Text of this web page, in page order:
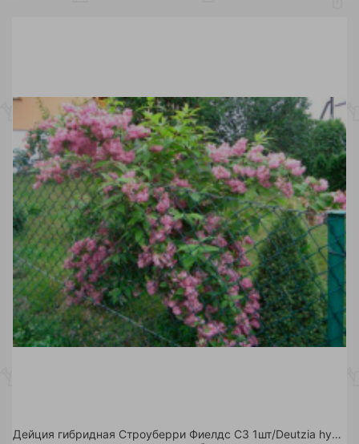
Дейция гибридная Строуберри Фиелдс С3 1шт/Deutzia hybrida Strawberry Fields